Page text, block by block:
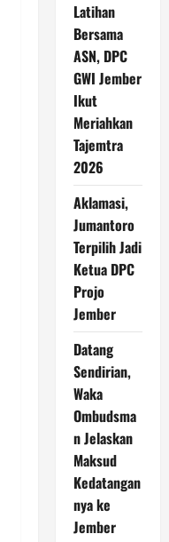
Latihan
Bersama
ASN, DPC
GWI Jember
Ikut
Meriahkan
Tajemtra
2026
Aklamasi,
Jumantoro
Terpilih Jadi
Ketua DPC
Projo
Jember
Datang
Sendirian,
Waka
Ombudsma
n Jelaskan
Maksud
Kedatangan
nya ke
Jember